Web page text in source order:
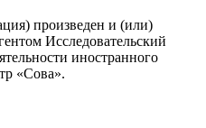
произведен и (или)
Исследовательский
иностранного
«Сова».